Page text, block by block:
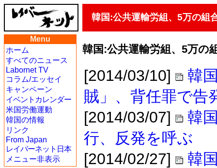
韓国:公共運輸労組、5万の組
Menu
ホーム
すべてのニュース
Labornet TV
コラム/エッセイ
キャンペーン
イベントカレンダー
米国労働運動
韓国の情報
リンク
From Japan
レイバーネット日本
メニュー非表示
韓国:公共運輸労組、5万の
[2014/03/10]
韓
賊」、背任罪で告
[2014/03/07]
韓
行、反発を呼ぶ
[2014/02/27]
韓